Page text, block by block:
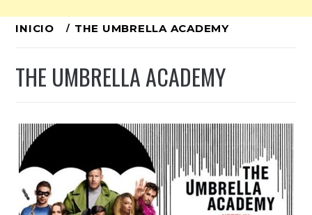
Ir
contenido
INICIO THE UMBRELLA ACADEMY
THE UMBRELLA ACADEMY